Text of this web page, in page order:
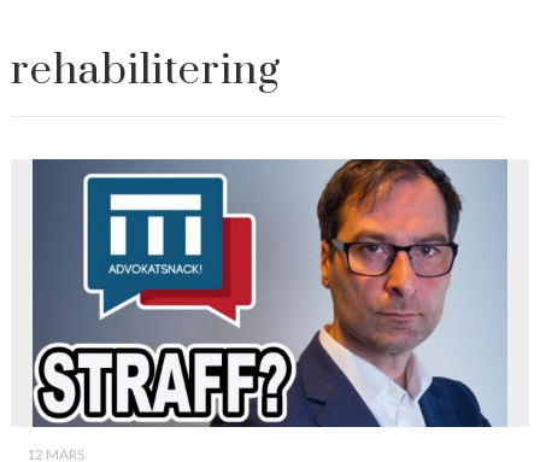
rehabilitering
12 MARS